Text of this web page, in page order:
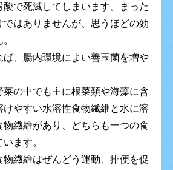
酸で死滅してしまいます。まった
ではありませんが、思うほどの効
、腸内環境によい善玉菌を増や
の中でも主に根菜類や海藻に含
けやすい水溶性食物繊維と水に溶
物繊維があり、どちらも一つの食
ます。
繊維はぜんどう運動、排便を促